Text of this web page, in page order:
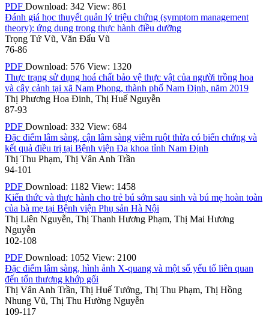
PDF Download: 342 View: 861
Đánh giá học thuyết quản lý triệu chứng (symptom management
theory): ứng dụng trong thực hành điều dưỡng
Trọng Tứ Vũ, Văn Đẩu Vũ
76-86
PDF Download: 576 View: 1320
Thực trạng sử dụng hoá chất bảo vệ thực vật của người trồng hoa
và cây cảnh tại xã Nam Phong, thành phố Nam Định, năm 2019
Thị Phương Hoa Đinh, Thị Huế Nguyễn
87-93
PDF Download: 332 View: 684
Đặc điểm lâm sàng, cận lâm sàng viêm ruột thừa có biến chứng và
kết quả điều trị tại Bệnh viện Đa khoa tỉnh Nam Định
Thị Thu Phạm, Thị Vân Anh Trần
94-101
PDF Download: 1182 View: 1458
Kiến thức và thực hành cho trẻ bú sớm sau sinh và bú mẹ hoàn toàn
của bà mẹ tại Bệnh viện Phụ sản Hà Nội
Thị Liên Nguyễn, Thị Thanh Hương Phạm, Thị Mai Hương
Nguyễn
102-108
PDF Download: 1052 View: 2100
Đặc điểm lâm sàng, hình ảnh X-quang và một số yếu tố liên quan
đến tổn thương khớp gối
Thị Vân Anh Trần, Thị Huế Tưởng, Thị Thu Phạm, Thị Hồng
Nhung Vũ, Thị Thu Hường Nguyễn
109-117